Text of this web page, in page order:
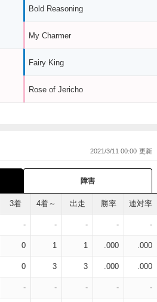
Bold Reasoning
My Charmer
Fairy King
Rose of Jericho
2021/3/11 00:00
障害
3着 4着～ 出走 勝率 連対率
- - - - -
0 1 1 .000 .000
0 3 3 .000 .000
- - - - -